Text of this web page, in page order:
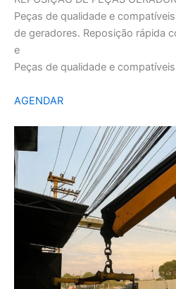
Peças de qualidade e
de geradores. Reposição rápida
e
Peças de qualidade e
AGENDAR